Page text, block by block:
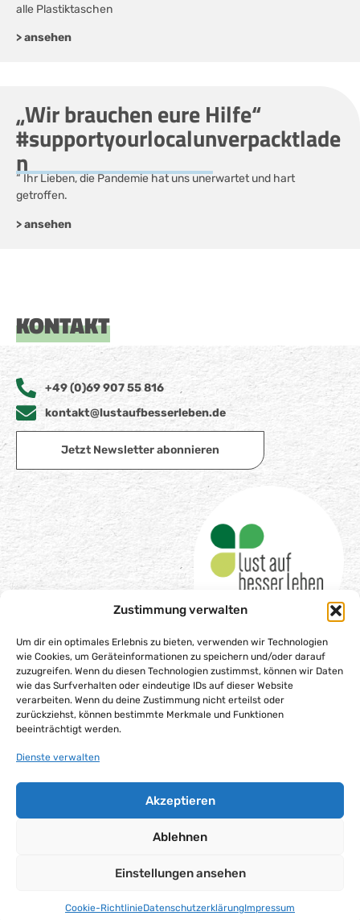
Zustimmung verwalten
Um dir ein optimales Erlebnis zu bieten, verwenden wir Technologien
wie Cookies, um Geräteinformationen zu speichern und/oder darauf
zuzugreifen. Wenn du diesen Technologien zustimmst, können wir Daten
wie das Surfverhalten oder eindeutige IDs auf dieser Website
verarbeiten. Wenn du deine Zustimmung nicht erteilst oder
zurückziehst, können bestimmte Merkmale und Funktionen
beeinträchtigt werden.
Dienste verwalten
Akzeptieren
Ablehnen
Einstellungen ansehen
Cookie-RichtlinieDatenschutzerklärungImpressum
alle Plastiktaschen
> ansehen
„Wir brauchen eure Hilfe“
#supportyourlocalunverpacktlade
n
“ Ihr Lieben, die Pandemie hat uns unerwartet und hart
getroffen.
> ansehen
KONTAKT
+49 (0)69 907 55 816
kontakt@lustaufbesserleben.de
Jetzt Newsletter abonnieren
Impressum
Datenschutzerklärung
Barrierefreiheitserklärung
Gesellschaftsvertrag
Cookie-Richtlinie (EU)
Alle Rechte vorbehalten – Lust auf besser leben gGmbH,